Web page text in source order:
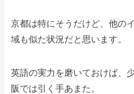
京都は特にそうだけど、他の
域も似た状況だと思います。
英語の実力を磨いておけば、
阪では引く手あまた。